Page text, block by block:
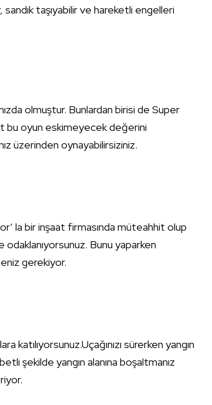
sandık taşıyabilir ve hareketli engelleri
olmuştur. Bunlardan birisi de Super
bu oyun eskimeyecek değerini
üzerinden oynayabilirsiziniz.
la bir inşaat firmasında müteahhit olup
Bunu yaparken
gerekiyor.
sürerken yangın
şekilde yangın alanına boşaltmanız